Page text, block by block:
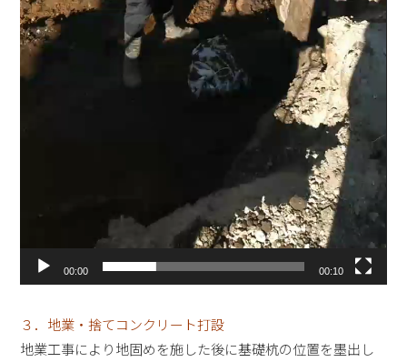
00:00 00:10
３．地業・捨てコンクリート打設
地業工事により地固めを施した後に基礎杭の位置を墨出し